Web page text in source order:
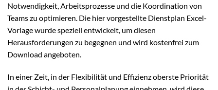
Notwendigkeit, Arbeitsprozesse und die Koordination von
Teams zu optimieren. Die hier vorgestellte Dienstplan Excel-
Vorlage wurde speziell entwickelt, um diesen
Herausforderungen zu begegnen und wird kostenfrei zum
Download angeboten.
In einer Zeit, in der Flexibilität und Effizienz oberste Priorität